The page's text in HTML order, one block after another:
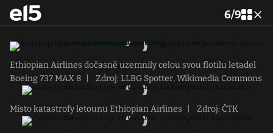
6/9
Ethiopian Airlines dočasně uzemnily celou svou flotilu letadel
Boeing 737 MAX 8
Zdroj: LLBG Spotter, Wikimedia Commons
Místo katastrofy letounu Ethiopian Airlines Zdroj: ČTK